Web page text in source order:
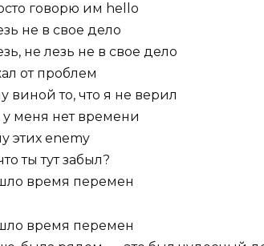
говорю им hello
не в свое дело
не лезь не в свое дело
от проблем
виной то, что я не верил
у меня нет времени
этих enemy
ты тут забыл?
время перемен
время перемен